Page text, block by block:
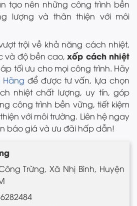
tạo nên những công trình bền
lượng và thân thiện với môi
trội về khả năng cách nhiệt,
và độ bền cao,xốp cách nhiệt
tối ưu cho mọi công trình. Hãy
Hãng để được tư vấn, lựa chọn
nhiệt chất lượng, uy tín, góp
công trình bền vững, tiết kiệm
với môi trường. Liên hệ ngay
báo giá và ưu đãi hấp dẫn!
Trừng, Xã Nhị Bình, Huyện